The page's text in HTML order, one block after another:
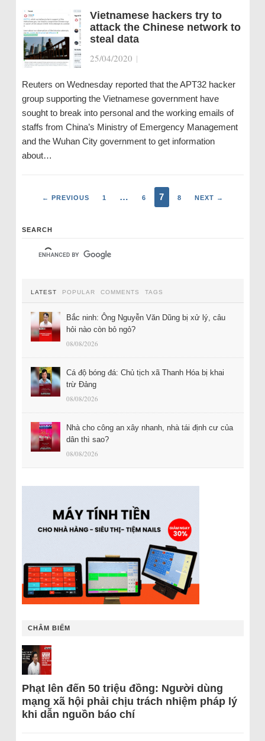
Vietnamese hackers try to
attack the Chinese network to
steal data
25/04/2020 |
Reuters on Wednesday reported that the APT32 hacker
group supporting the Vietnamese government have
sought to break into personal and the working emails of
staffs from China’s Ministry of Emergency Management
and the Wuhan City government to get information
about…
← PREVIOUS 1 … 6 7 8 NEXT →
SEARCH
LATEST POPULAR COMMENTS TAGS
Bắc ninh: Ông Nguyễn Văn Dũng bị xử lý, câu
hỏi nào còn bỏ ngỏ?
08/08/2026
Cá độ bóng đá: Chủ tịch xã Thanh Hóa bị khai
trừ Đảng
08/08/2026
Nhà cho công an xây nhanh, nhà tái định cư của
dân thì sao?
08/08/2026
CHÂM BIẾM
Phạt lên đến 50 triệu đồng: Người dùng
mạng xã hội phải chịu trách nhiệm pháp lý
khi dẫn nguồn báo chí